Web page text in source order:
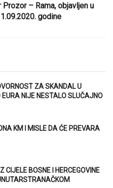
– Rama, objavljen u
godine
ZA SKANDAL U
NIJE NESTALO SLUČAJNO
KM I MISLE DA ĆE PREVARA
CIJELE BOSNE I HERCEGOVINE